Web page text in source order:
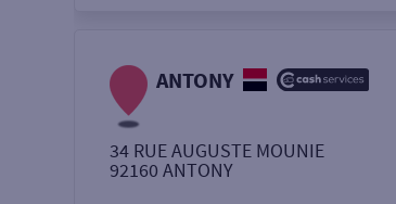
Retrait de
ANTONY
34 RUE AUGUSTE MOUNIE
92160 ANTONY